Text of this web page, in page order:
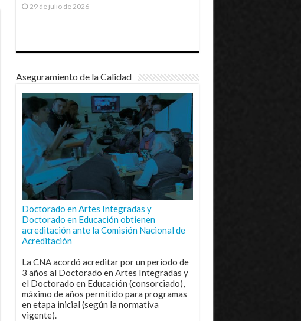
29 de julio de 2026
Aseguramiento de la Calidad
Doctorado en Artes Integradas y
Doctorado en Educación obtienen
acreditación ante la Comisión Nacional de
Acreditación
La CNA acordó acreditar por un periodo de
3 años al Doctorado en Artes Integradas y
el Doctorado en Educación (consorciado),
máximo de años permitido para programas
en etapa inicial (según la normativa
vigente).